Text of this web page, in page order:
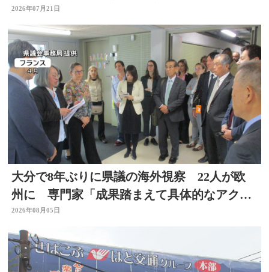
ジ 大分
2026年07月21日
大分で8年ぶりに県議の海外視察 22人が欧
州に 専門家「成果踏まえて具体的なアクシ
ョン必要」
2026年08月05日